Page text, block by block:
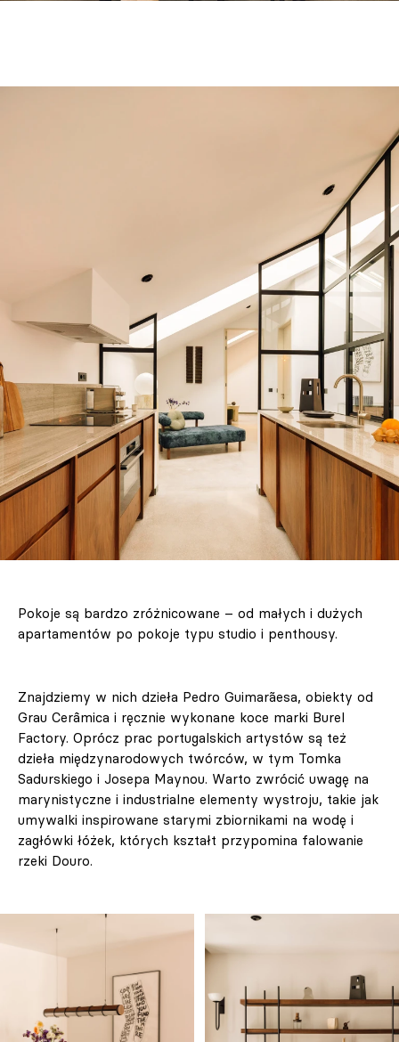
Pokoje są bardzo zróżnicowane – od małych i dużych
apartamentów po pokoje typu studio i penthousy.
Znajdziemy w nich dzieła Pedro Guimarãesa, obiekty od
Grau Cerâmica i ręcznie wykonane koce marki Burel
Factory. Oprócz prac portugalskich artystów są też
dzieła międzynarodowych twórców, w tym Tomka
Sadurskiego i Josepa Maynou. Warto zwrócić uwagę na
marynistyczne i industrialne elementy wystroju, takie jak
umywalki inspirowane starymi zbiornikami na wodę i
zagłówki łóżek, których kształt przypomina falowanie
rzeki Douro.